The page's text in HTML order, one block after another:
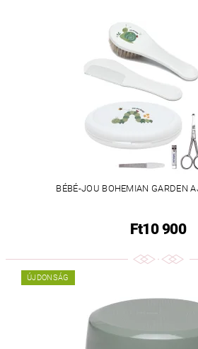
BÉBÉ-JOU BOHEMIAN GARDEN
Ft10 900
ÚJDONSÁG